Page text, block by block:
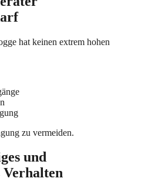
hat keinen extrem hohen
zu vermeiden.
und
Verhalten